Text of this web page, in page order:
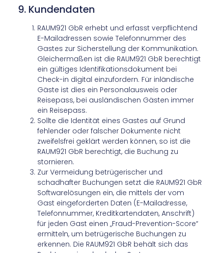
9. Kundendaten
RAUM921 GbR erhebt und erfasst verpflichtend
E-Mailadressen sowie Telefonnummer des
Gastes zur Sicherstellung der Kommunikation.
Gleichermaßen ist die RAUM921 GbR berechtigt
ein gültiges Identifikationsdokument bei
Check-in digital einzufordern. Für inländische
Gäste ist dies ein Personalausweis oder
Reisepass, bei ausländischen Gästen immer
ein Reisepass.
Sollte die Identität eines Gastes auf Grund
fehlender oder falscher Dokumente nicht
zweifelsfrei geklärt werden können, so ist die
RAUM921 GbR berechtigt, die Buchung zu
stornieren.
Zur Vermeidung betrügerischer und
schadhafter Buchungen setzt die RAUM921 GbR
Softwarelösungen ein, die mittels der vom
Gast eingeforderten Daten (E-Mailadresse,
Telefonnummer, Kreditkartendaten, Anschrift)
für jeden Gast einen „Fraud-Prevention-Score“
ermitteln, um betrügerische Buchungen zu
erkennen. Die RAUM921 GbR behält sich das